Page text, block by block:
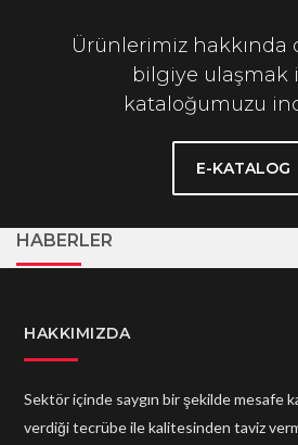
Ürünlerimiz hakkında
bilgiye ulaşmak
kataloğumuzu
E-KATALOG
HABERLER
HAKKIMIZDA
Sektör içinde saygın bir şekilde mesafe
verdiği tecrübe ile kalitesinden taviz